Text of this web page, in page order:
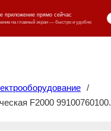
₸ KZT
/
F2000 99100760100.